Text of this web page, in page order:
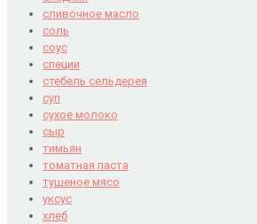
сливочное масло
соль
соус
специи
стебель сельдерея
суп
сухое молоко
сыр
тимьян
томатная паста
тушеное мясо
уксус
хлеб